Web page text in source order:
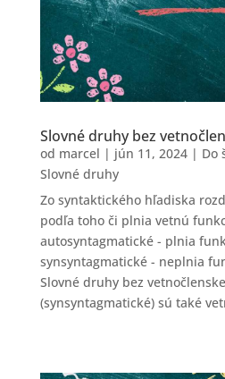
Slovné druhy bez
od marcel | jún 11, 2024| Do
Slovné druhy
Zo syntaktického hľadiska
podľa toho či plnia vetnú
autosyntagmatické - plnia
synsyntagmatické - neplnia
Slovné druhy bez
(synsyntagmatické) sú také